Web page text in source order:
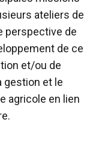
ateliers de
perspective de
de ce
et/ou de
gestion et le
agricole en lien